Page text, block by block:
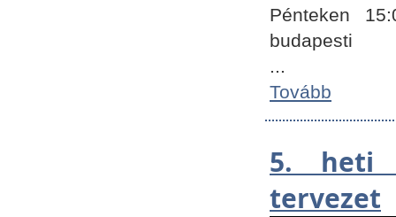
Pénteken
budapesti
...
Tovább
5. heti
tervezet